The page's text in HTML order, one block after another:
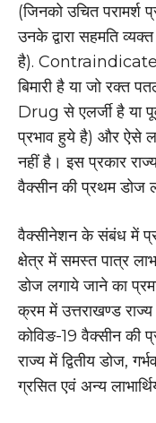
(जिनको उचित परामर्श
उनके द्वारा सहमति
है). Contraindicated
बिमारी है या जो रक्त
Drug से एलर्जी है या
प्रभाव हुये है) और ऐसे
नहीं है। इस प्रकार
वैक्सीन की प्रथम डोज
वैक्सीनेशन के संबंध में
क्षेत्र में समस्त पात्र
डोज लगाये जाने का
क्रम में उत्तराखण्ड राज्य
कोविङ-19 वैक्सीन की
राज्य में द्वितीय डोज,
ग्रसित एवं अन्य